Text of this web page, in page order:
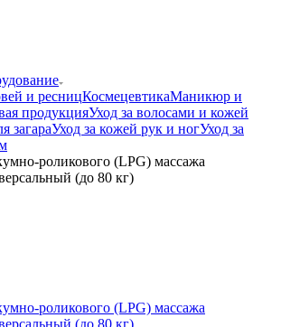
и ресницКосмецевтикаМаникюр и
продукцияУход за волосами и кожей
загараУход за кожей рук и ногУход за
роликового (LPG) массажа
(до 80 кг)